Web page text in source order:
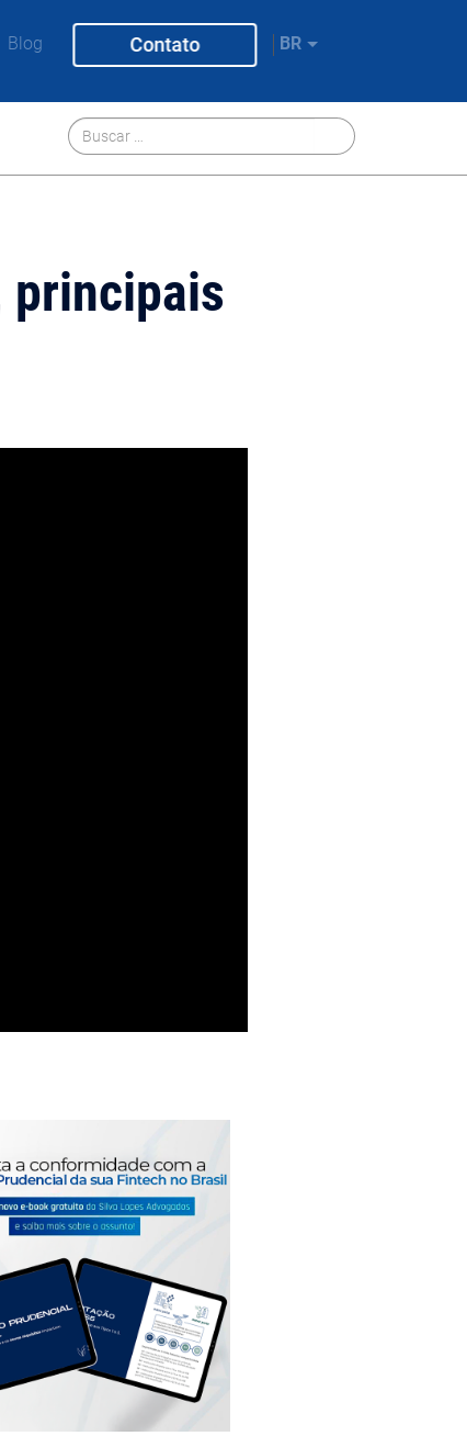
Blog Contato BR
principais